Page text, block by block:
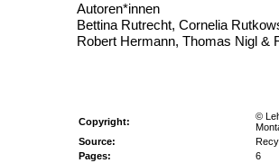
Autoren*innen
Bettina Rutrecht, Cornelia
Robert Hermann, Thomas Nigl &
Copyright:
©
Source:
Pages:
6